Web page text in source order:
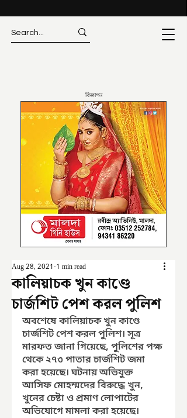
বিজ্ঞাপন
কালিয়াচক খুন কাণ্ডে
চার্জশিট পেশ করল পুলিশ
Aug 28, 2021 1 min read
অবশেষে কালিয়াচক খুন কাণ্ডে
চার্জশিট পেশ করল পুলিশ। সূত্র
মারফত জানা গিয়েছে, পুলিশের পক্ষ
থেকে ২৭৩ পাতার চার্জশিট জমা
করা হয়েছে। ঘটনায় অভিযুক্ত
আসিফ মোহম্মদের বিরুদ্ধে খুন,
খুনের চেষ্টা ও প্রমাণ লোপাটের
অভিযোগে মামলা করা হয়েছে।